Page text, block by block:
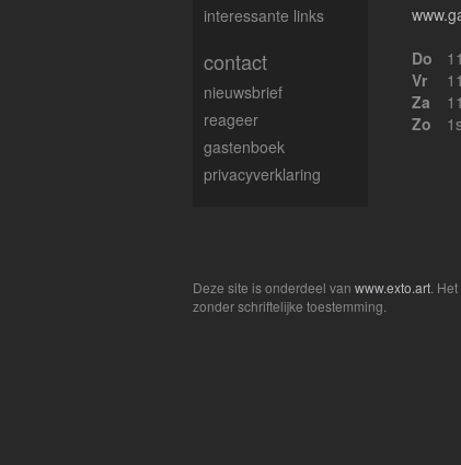
Do
Vr
Za
Zo
interessante links
contact
nieuwsbrief
reageer
gastenboek
privacyverklaring
Deze site is onderdeel van www.exto.art .
zonder schriftelijke toestemming.